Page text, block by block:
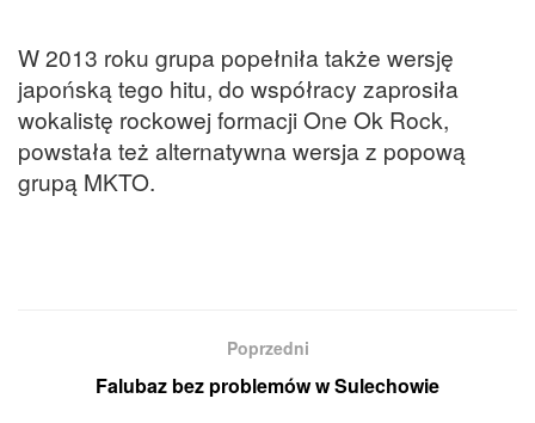
W 2013 roku grupa popełniła także wersję
japońską tego hitu, do współracy zaprosiła
wokalistę rockowej formacji One Ok Rock,
powstała też alternatywna wersja z popową
grupą MKTO.
Poprzedni
Falubaz bez problemów w Sulechowie